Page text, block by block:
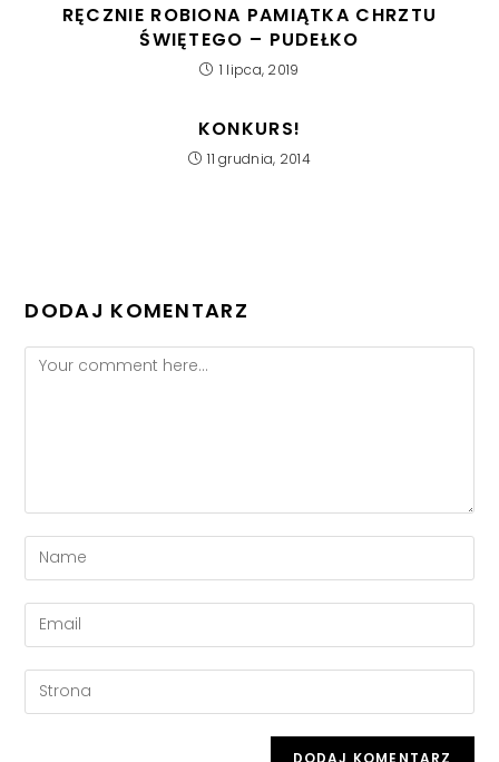
RĘCZNIE ROBIONA PAMIĄTKA CHRZTU
ŚWIĘTEGO – PUDEŁKO
1 lipca, 2019
KONKURS!
11 grudnia, 2014
DODAJ KOMENTARZ
Comment
Enter
your
name
or
to
comment
Enter
your
email
address
Enter
your